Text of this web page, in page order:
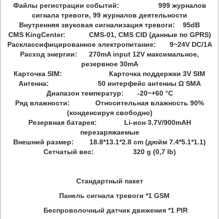
Файлы регистрации событий: 999 журналов
сигнала тревоги, 99 журналов деятельности
Внутренняя звуковая сигнализация тревоги: 95dB
CMS KingCenter: CMS-01, CMS CID (данные по GPRS)
Расклассифицированное электропитание: 9~24V DC/1A
Расход энергии: 270mA input 12V максимальное,
резервное 30mA
Карточка SIM: Карточка поддержки 3V SIM
Антенна: 50 интерфейс антенны Ω SMA
Диапазон температур: -20~+60 °C
Ряд влажности: Относительная влажность 90%
(конденсируя свободно)
Резервная батарея: Li-ион 3.7V/900mAH
перезаряжаемые
Внешний размер: 18.8*13.1*2.8 cm (дюйм 7.4*5.1*1.1)
Сетчатый вес: 320 g (0,7 lb)
Стандартный пакет
Панель сигнала тревоги *1 GSM
Беспроволочный датчик движения *1 PIR